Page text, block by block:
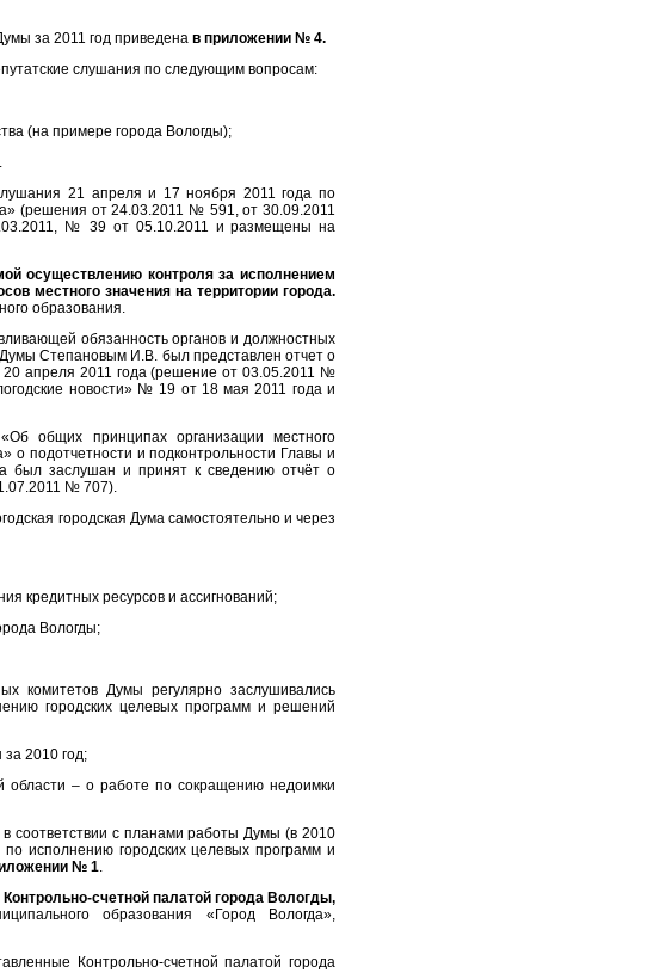
за 2011 год приведенав приложении № 4.
слушания по следующим вопросам:
(на примере города Вологды);
21 апреля и 17 ноября 2011 года по
(решения от 24.03.2011 № 591, от 30.09.2011
№ 39 от 05.10.2011 и размещены на
осуществлению контроля за исполнением
местного значения на территории города.
образования.
обязанность органов и должностных
Степановым И.В. был представлен отчет о
20 апреля 2011 года (решение от 03.05.2011 №
новости» № 19 от 18 мая 2011 года и
общих принципах организации местного
о подотчетности и подконтрольности Главы и
был заслушан и принят к сведению отчёт о
№ 707).
городская Дума самостоятельно и через
кредитных ресурсов и ассигнований;
Вологды;
комитетов Думы регулярно заслушивались
городских целевых программ и решений
2010 год;
– о работе по сокращению недоимки
соответствии с планами работы Думы (в 2010
исполнению городских целевых программ и
№ 1.
счетной палатой города Вологды,
образования «Город Вологда»,
Контрольно-счетной палатой города